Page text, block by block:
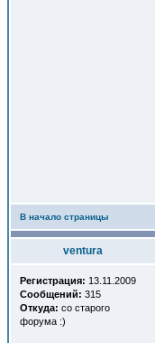
В начало страницы
ventura
Регистрация: 13.11.2009
Сообщений: 315
Откуда: со старого
форума :)